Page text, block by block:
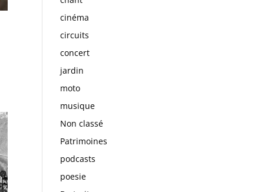
cinéma
circuits
concert
jardin
moto
musique
Non classé
Patrimoines
podcasts
poesie